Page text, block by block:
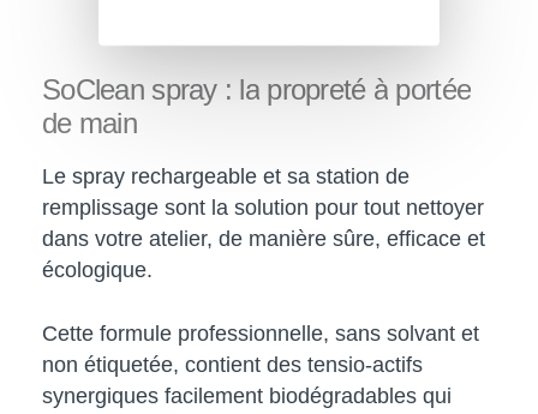
SoClean spray : la propreté à portée
de main
Le spray rechargeable et sa station de
remplissage sont la solution pour tout nettoyer
dans votre atelier, de manière sûre, efficace et
écologique.
Cette formule professionnelle, sans solvant et
non étiquetée, contient des tensio-actifs
synergiques facilement biodégradables qui